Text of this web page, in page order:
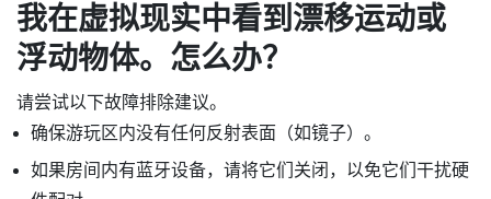
我在虚拟现实中看到漂移运动或
浮动物体。怎么办？
请尝试以下故障排除建议。
确保游玩区内没有任何反射表面（如镜子）。
如果房间内有蓝牙设备，请将它们关闭，以免它们干扰硬